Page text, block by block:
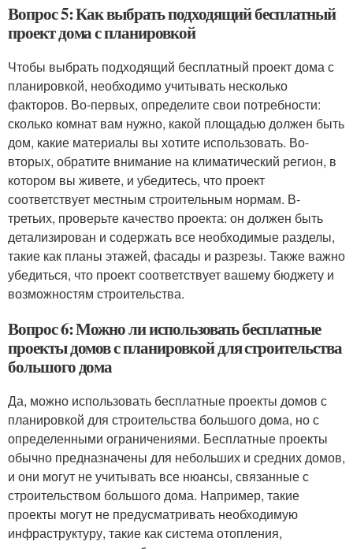
Вопрос 5: Как выбрать подходящий бесплатный
проект дома с планировкой
Чтобы выбрать подходящий бесплатный проект дома с
планировкой, необходимо учитывать несколько
факторов. Во-первых, определите свои потребности:
сколько комнат вам нужно, какой площадью должен быть
дом, какие материалы вы хотите использовать. Во-
вторых, обратите внимание на климатический регион, в
котором вы живете, и убедитесь, что проект
соответствует местным строительным нормам. В-
третьих, проверьте качество проекта: он должен быть
детализирован и содержать все необходимые разделы,
такие как планы этажей, фасады и разрезы. Также важно
убедиться, что проект соответствует вашему бюджету и
возможностям строительства.
Вопрос 6: Можно ли использовать бесплатные
проекты домов с планировкой для строительства
большого дома
Да, можно использовать бесплатные проекты домов с
планировкой для строительства большого дома, но с
определенными ограничениями. Бесплатные проекты
обычно предназначены для небольших и средних домов,
и они могут не учитывать все нюансы, связанные с
строительством большого дома. Например, такие
проекты могут не предусматривать необходимую
инфраструктуру, такие как система отопления,